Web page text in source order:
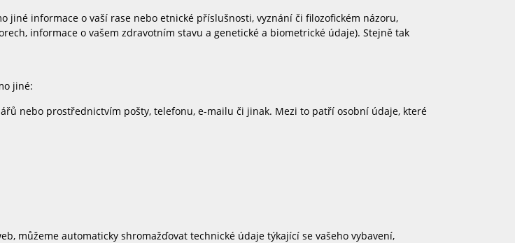
informace o vaší rase nebo etnické příslušnosti, vyznání či filozofickém názoru,
informace o vašem zdravotním stavu a genetické a biometrické údaje). Stejně tak
jiné:
nebo prostřednictvím pošty, telefonu, e-mailu či jinak. Mezi to patří osobní údaje, které
můžeme automaticky shromažďovat technické údaje týkající se vašeho vybavení,